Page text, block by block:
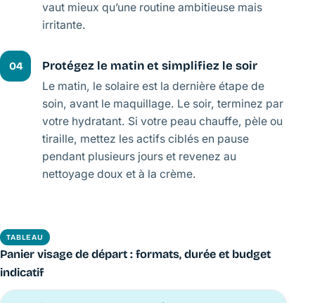
vaut mieux qu’une routine ambitieuse mais
irritante.
04 Protégez le matin et simplifiez le soir
Le matin, le solaire est la dernière étape de
soin, avant le maquillage. Le soir, terminez par
votre hydratant. Si votre peau chauffe, pèle ou
tiraille, mettez les actifs ciblés en pause
pendant plusieurs jours et revenez au
nettoyage doux et à la crème.
TABLEAU
Panier visage de départ : formats, durée et budget
indicatif